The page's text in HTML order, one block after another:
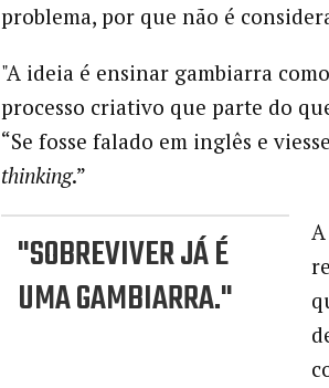
problema, por que não é
"A ideia é ensinar gambiarra
processo criativo que parte do
“Se fosse falado em inglês e
thinking.”
"SOBREVIVER JÁ É
UMA GAMBIARRA."